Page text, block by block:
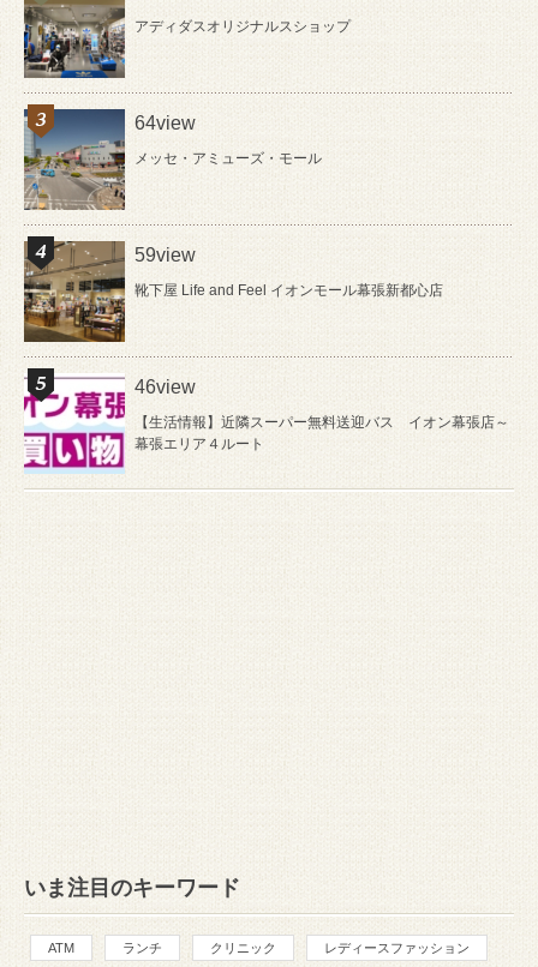
アディダスオリジナルスショップ
64view
メッセ・アミューズ・モール
59view
靴下屋 Life and Feel イオンモール幕張新都心店
46view
【生活情報】近隣スーパー無料送迎バス イオン幕張店～
幕張エリア４ルート
いま注目のキーワード
ATM ランチ クリニック レディースファッション